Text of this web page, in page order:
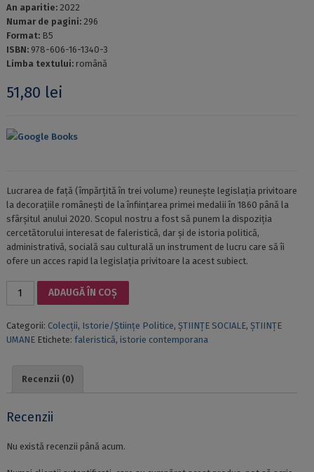
An aparitie: 2022
Numar de pagini: 296
Format: B5
ISBN: 978-606-16-1340-3
Limba textului: română
51,80 lei
Google Books
Lucrarea de față (împărțită în trei volume) reunește legislația privitoare
la decorațiile românești de la înființarea primei medalii în 1860 până la
sfârșitul anului 2020. Scopul nostru a fost să punem la dispoziția
cercetătorului interesat de faleristică, dar și de istoria politică,
administrativă, socială sau culturală un instrument de lucru care să îi
ofere un acces rapid la legislația privitoare la acest subiect.
LEGI,
DECRETE,
ALTE
NORMATIVE.
I,
1930
ADAUGĂ ÎN COȘ
Categorii: Colecții, Istorie/Științe Politice, ȘTIINȚE SOCIALE, ȘTIINȚE
UMANE Etichete: faleristică, istorie contemporana
Recenzii (0)
Recenzii
Nu există recenzii până acum.